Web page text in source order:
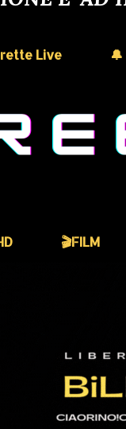
Live
🎬FILM